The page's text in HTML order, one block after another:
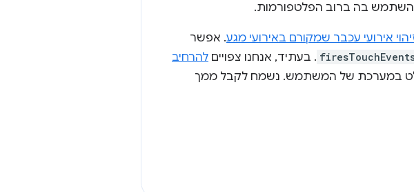
בה ברוב הפלטפורמות.
אירועי עכבר שמקורם באירועי מגע. אפשר
. בעתיד, אנחנו צפויים להרחיב
במערכת של המשתמש. נשמח לקבל ממך